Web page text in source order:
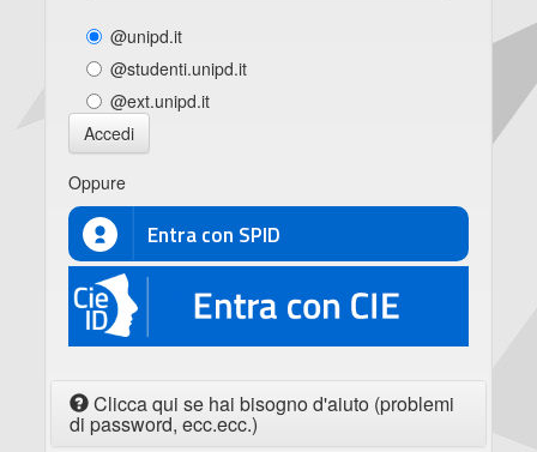
@unipd.it
@studenti.unipd.it
@ext.unipd.it
Accedi
Oppure
Entra con SPID
CIE
Clicca qui se hai bisogno d'aiuto (problemi
di password, ecc.ecc.)